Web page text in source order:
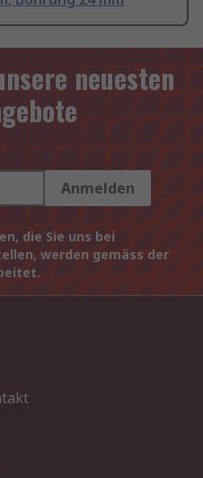
neuesten
Anmelden
die Sie uns bei
werden gemäss der